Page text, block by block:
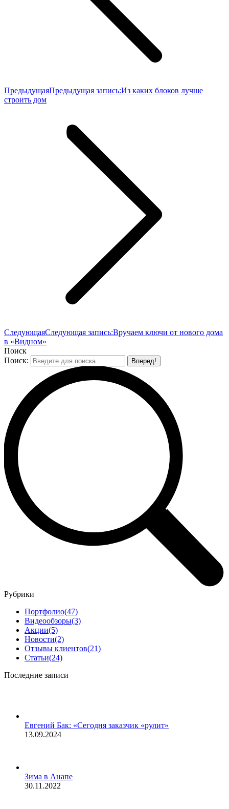
ПредыдущаяПредыдущая запись:Из каких блоков лучше
строить дом
СледующаяСледующая запись:Вручаем ключи от нового дома
в «Видном»
Поиск
Поиск:
Рубрики
Портфолио(47)
Видеообзоры(3)
Акции(5)
Новости(2)
Отзывы клиентов(21)
Статьи(24)
Последние записи
Евгений Бак: «Сегодня заказчик «рулит»
13.09.2024
Зима в Анапе
30.11.2022